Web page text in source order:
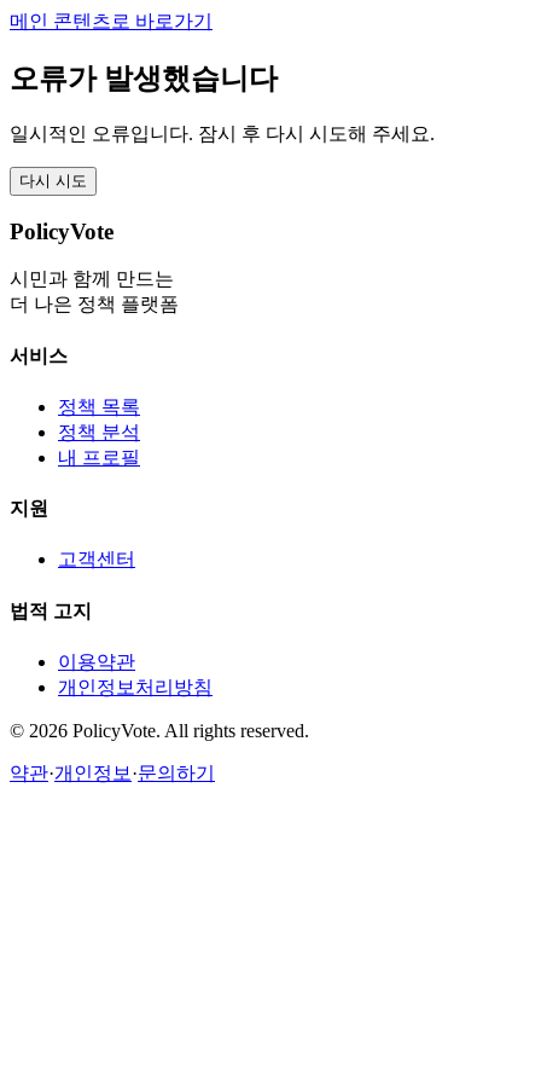
메인 콘텐츠로 바로가기
오류가 발생했습니다
일시적인 오류입니다. 잠시 후 다시 시도해 주세요.
다시 시도
PolicyVote
시민과 함께 만드는
더 나은 정책 플랫폼
서비스
정책 목록
정책 분석
내 프로필
지원
고객센터
법적 고지
이용약관
개인정보처리방침
© 2026 PolicyVote. All rights reserved.
약관·개인정보 ·문의하기